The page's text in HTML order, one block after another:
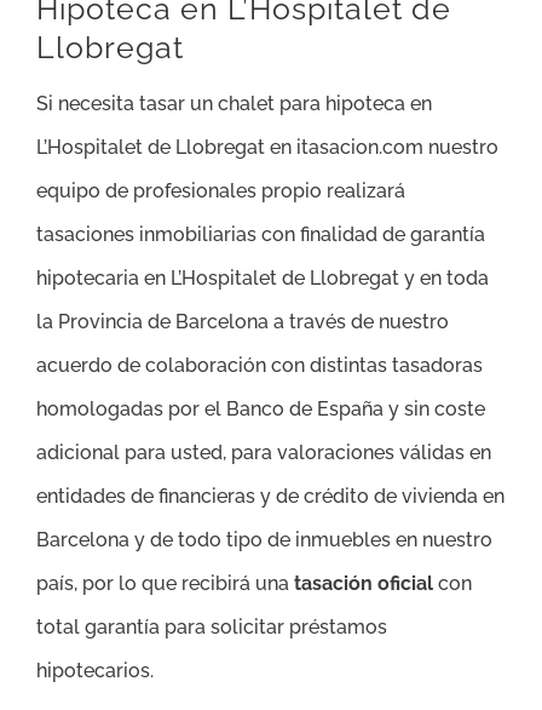
Hipoteca en L’Hospitalet de
Llobregat
Si necesita tasar un chalet para hipoteca en
L’Hospitalet de Llobregat en itasacion.com nuestro
equipo de profesionales propio realizará
tasaciones inmobiliarias con finalidad de garantía
hipotecaria en L’Hospitalet de Llobregat y en toda
la Provincia de Barcelona a través de nuestro
acuerdo de colaboración con distintas tasadoras
homologadas por el Banco de España y sin coste
adicional para usted, para valoraciones válidas en
entidades de financieras y de crédito de vivienda en
Barcelona y de todo tipo de inmuebles en nuestro
país, por lo que recibirá una tasación oficial con
total garantía para solicitar préstamos
hipotecarios.